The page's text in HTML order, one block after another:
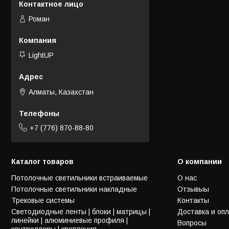
Роман
LightUP
Алматы, Казахстан
+7 (776) 870-88-80
Каталог товаров
Потолочные светильники встраиваемые
Потолочные светильники накладные
Трековые системы
Светодиодные ленты | блоки | матрицы |
линейки | алюминиевые профиля |
О компании
О нас
Отзывыы
Контакты
Доставка и
Вопросы